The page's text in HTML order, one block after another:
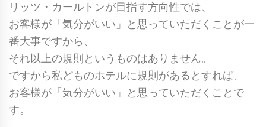
リッツ・カールトンが目指す方向性では、
お客様が「気分がいい」と思っていただくことが一
番大事ですから、
それ以上の規則というものはありません。
ですから私どものホテルに規則があるとすれば、
お客様が「気分がいい」と思っていただくことで
す。